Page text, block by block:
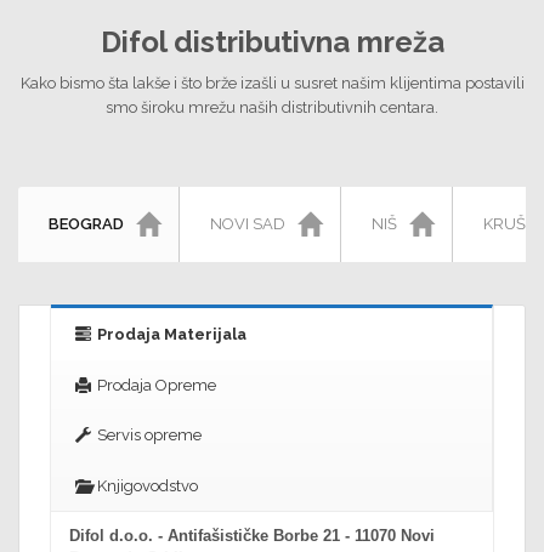
Difol distributivna mreža
Kako bismo šta lakše i što brže izašli u susret našim klijentima postavili
smo široku mrežu naših distributivnih centara.
BEOGRAD NOVI SAD NIŠ
Prodaja Materijala
Prodaja Opreme
Servis opreme
Knjigovodstvo
Difol d.o.o. - Antifašističke Borbe 21 - 11070 Novi